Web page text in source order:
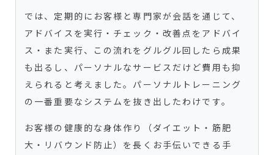
では、定期的にお客様と専門家が会話を通じて、
アドバイスを実行・チェック・改善点をアドバイ
ス・また実行、この流れをグルグル回したら成果
も出るし、パーソナルなサービスだけど費用も抑
えられると考えました。パーソナルトレーニング
の一番重要なシステムを抜き出したわけです。
お客様の健康的な身体作り（ダイエット・筋肥
大・リバウンド防止）を長くお手伝いできる手